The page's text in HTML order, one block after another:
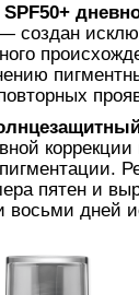
создан
коррекции
пятен и
восьми дней